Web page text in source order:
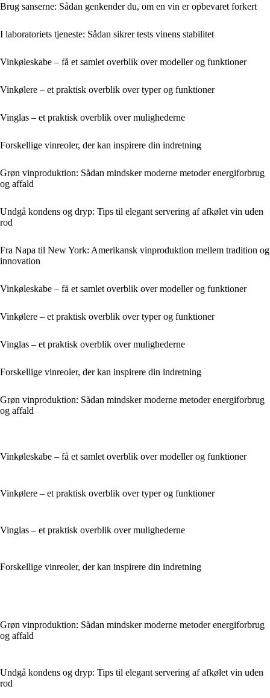
Brug sanserne: Sådan genkender du, om en vin er opbevaret forkert
I laboratoriets tjeneste: Sådan sikrer tests vinens stabilitet
Vinkøleskabe – få et samlet overblik over modeller og funktioner
Vinkølere – et praktisk overblik over typer og funktioner
Vinglas – et praktisk overblik over mulighederne
Forskellige vinreoler, der kan inspirere din indretning
Grøn vinproduktion: Sådan mindsker moderne metoder energiforbrug
og affald
Undgå kondens og dryp: Tips til elegant servering af afkølet vin uden
rod
Fra Napa til New York: Amerikansk vinproduktion mellem tradition og
innovation
Vinkøleskabe – få et samlet overblik over modeller og funktioner
Vinkølere – et praktisk overblik over typer og funktioner
Vinglas – et praktisk overblik over mulighederne
Forskellige vinreoler, der kan inspirere din indretning
Grøn vinproduktion: Sådan mindsker moderne metoder energiforbrug
og affald
Vinkøleskabe – få et samlet overblik over modeller og funktioner
Vinkølere – et praktisk overblik over typer og funktioner
Vinglas – et praktisk overblik over mulighederne
Forskellige vinreoler, der kan inspirere din indretning
Grøn vinproduktion: Sådan mindsker moderne metoder energiforbrug
og affald
Undgå kondens og dryp: Tips til elegant servering af afkølet vin uden
rod